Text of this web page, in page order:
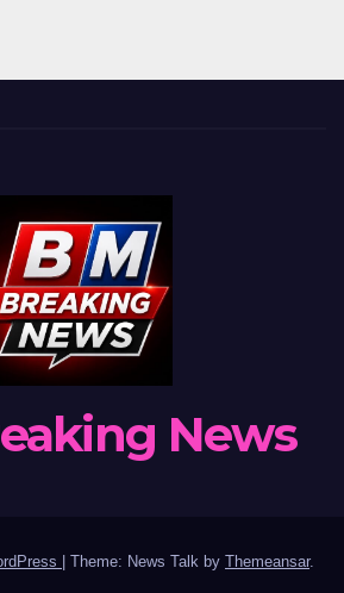
News
Theme: News Talk by Themeansar.